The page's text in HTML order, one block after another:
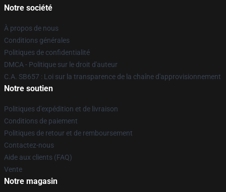
Notre société
À propos de nous
Conditions générales
Politiques de confidentialité
DMCA - Politique sur le droit d'auteur
C.A. SB657 : Loi sur la transparence de la chaîne d'approvisionnement
Notre soutien
Politiques d'expédition et de livraison
Conditions de paiement
Politiques de retour et de remboursement
Contactez-nous
Aide aux clients (FAQ)
Vente
Notre magasin